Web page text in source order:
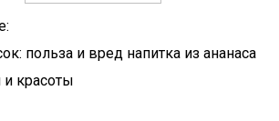
польза и вред напитка из ананаса
красоты